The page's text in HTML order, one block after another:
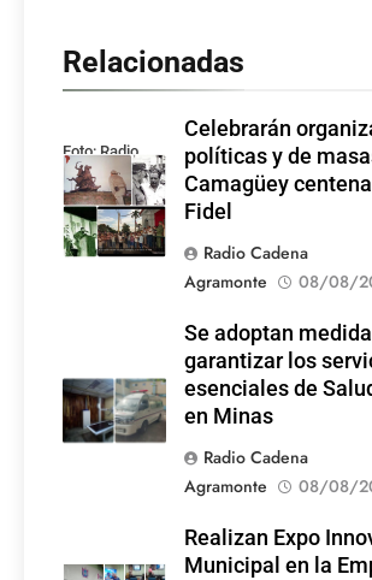
Relacionadas
Foto: Radio
Rebelde
Celebrarán
políticas y de
Camagüey
Fidel
Radio Cadena
Agramonte
08/08/
Se adoptan
garantizar los
esenciales de
en Minas
Radio Cadena
Agramonte
08/08/
Realizan Expo
Municipal en la